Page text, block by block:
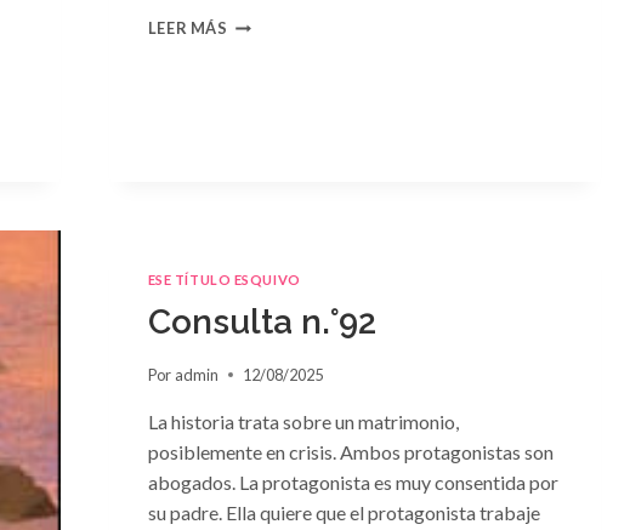
LEER MÁS CONSULTA
ESE TÍTULO ESQUIVO
Consulta n.°92
Por admin 12/08/2025
La historia trata sobre un matrimonio,
posiblemente en crisis. Ambos protagonistas son
abogados. La protagonista es muy consentida por
su padre. Ella quiere que el protagonista trabaje